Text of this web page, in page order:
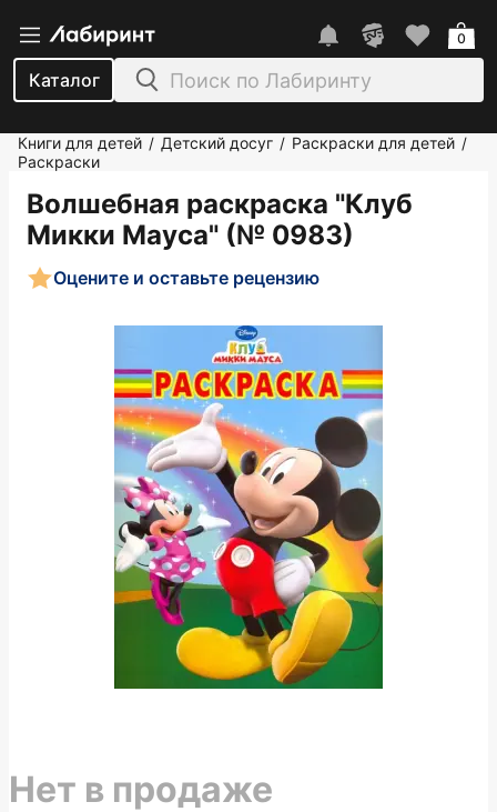
Каталог
0
Книги для детей / Детский досуг / Раскраски для детей /
Раскраски
Волшебная раскраска "Клуб
Микки Мауса" (№ 0983)
Оцените и оставьте рецензию
Нет в продаже